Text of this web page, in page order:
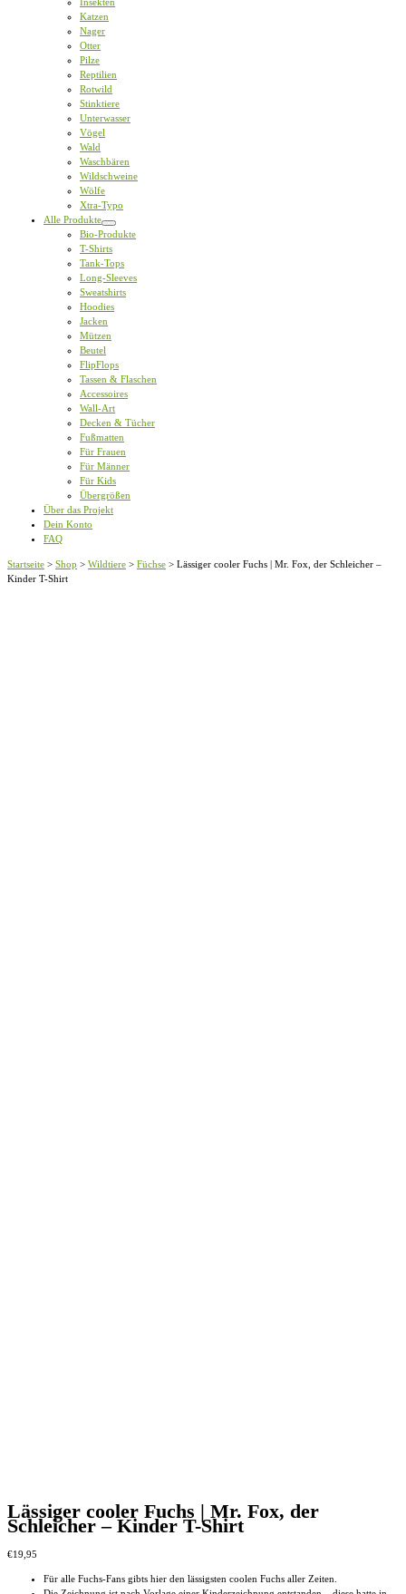
Katzen
Nager
Otter
Pilze
Reptilien
Rotwild
Stinktiere
Unterwasser
Vögel
Wald
Waschbären
Wildschweine
Wölfe
Xtra-Typo
Alle Produkte
Bio-Produkte
T-Shirts
Tank-Tops
Long-Sleeves
Sweatshirts
Hoodies
Jacken
Mützen
Beutel
FlipFlops
Tassen & Flaschen
Accessoires
Wall-Art
Decken & Tücher
Fußmatten
Für Frauen
Für Männer
Für Kids
Übergrößen
Über das Projekt
Dein Konto
FAQ
Startseite > Shop > Wildtiere > Füchse > Lässiger cooler Fuchs | Mr. Fox, der Schleicher –
Kinder T-Shirt
Lässiger cooler Fuchs | Mr. Fox, der
Schleicher – Kinder T-Shirt
€19,95
Für alle Fuchs-Fans gibts hier den lässigsten coolen Fuchs aller Zeiten.